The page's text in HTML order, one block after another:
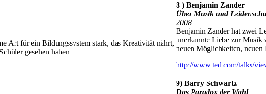
Art für ein Bildungssystem stark, das Kreativität nährt,
gesehen haben.
8 ) Benjamin Zander
Über Musik und
2008
Benjamin Zander hat zwei
unerkannte Liebe zur Musik
neuen Möglichkeiten, neuen
http://www.ted.com/talks/
9) Barry Schwartz
Das Paradox der Wahl